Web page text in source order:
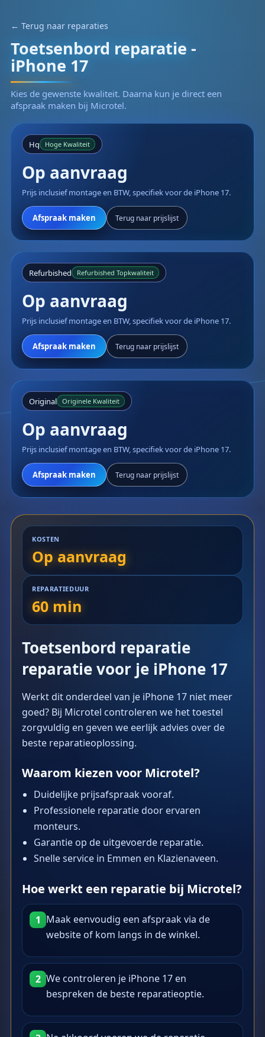
← Terug naar reparaties
Toetsenbord reparatie -
iPhone 17
Kies de gewenste kwaliteit. Daarna kun je direct een
afspraak maken bij Microtel.
Hq Hoge Kwaliteit
Op aanvraag
Prijs inclusief montage en BTW, specifiek voor de iPhone 17.
Afspraak maken Terug naar prijslijst
Refurbished Refurbished Topkwaliteit
Op aanvraag
Prijs inclusief montage en BTW, specifiek voor de iPhone 17.
Afspraak maken Terug naar prijslijst
Original Originele Kwaliteit
Op aanvraag
Prijs inclusief montage en BTW, specifiek voor de iPhone 17.
Afspraak maken Terug naar prijslijst
KOSTEN
Op aanvraag
REPARATIEDUUR
60 min
Toetsenbord reparatie
reparatie voor je iPhone 17
Werkt dit onderdeel van je iPhone 17 niet meer
goed? Bij Microtel controleren we het toestel
zorgvuldig en geven we eerlijk advies over de
beste reparatieoplossing.
Waarom kiezen voor Microtel?
Duidelijke prijsafspraak vooraf.
Professionele reparatie door ervaren
monteurs.
Garantie op de uitgevoerde reparatie.
Snelle service in Emmen en Klazienaveen.
Hoe werkt een reparatie bij Microtel?
1 Maak eenvoudig een afspraak via de
website of kom langs in de winkel.
2 We controleren je iPhone 17 en
bespreken de beste reparatieoptie.